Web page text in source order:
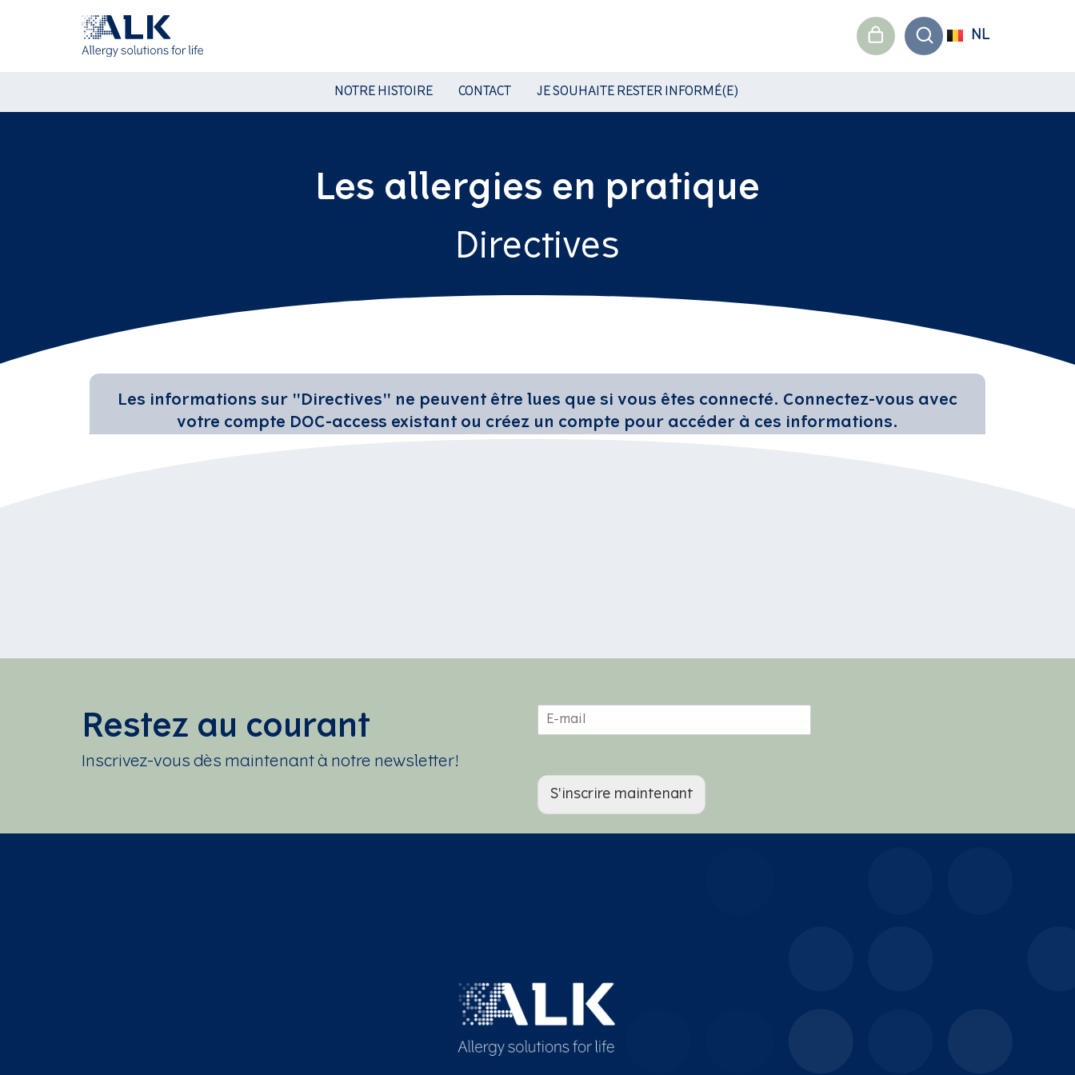
NL
NOTRE HISTOIRE CONTACT JE SOUHAITE RESTER INFORMÉ(E)
Les allergies en pratique
Directives
Les informations sur "Directives" ne peuvent être lues que si vous êtes connecté. Connectez-vous avec
votre compte DOC-access existant ou créez un compte pour accéder à ces informations.
Restez au courant
Inscrivez-vous dès maintenant à notre newsletter!
m
*
S'inscrire maintenant